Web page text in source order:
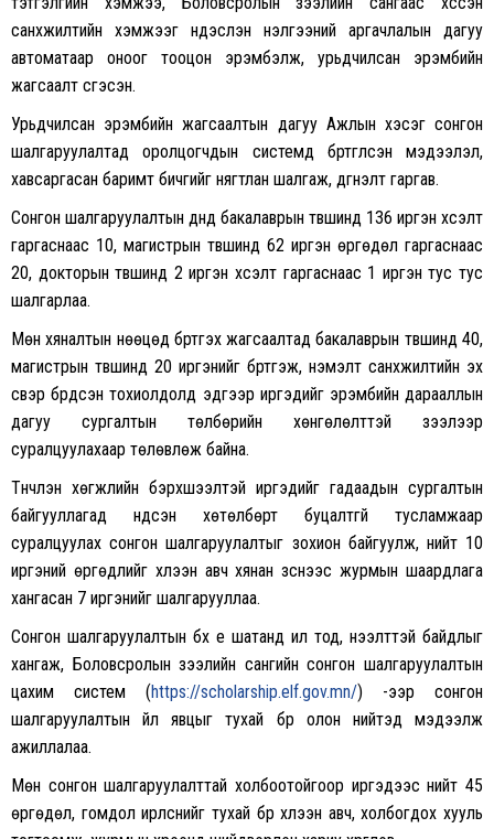
санхүүжилтийн хэмжээг үндэслэн үнэлгээний аргачлалын дагуу
автоматаар оноог тооцон эрэмбэлж, урьдчилсан эрэмбийн
жагсаалт үүсгэсэн.
Урьдчилсан эрэмбийн жагсаалтын дагуу Ажлын хэсэг сонгон
шалгаруулалтад оролцогчдын системд бүртгүүлсэн мэдээлэл,
хавсаргасан баримт бичгийг нягтлан шалгаж, дүгнэлт гаргав.
Сонгон шалгаруулалтын дүнд бакалаврын түвшинд 136 иргэн хүсэлт
гаргаснаас 10, магистрын түвшинд 62 иргэн өргөдөл гаргаснаас
20, докторын түвшинд 2 иргэн хүсэлт гаргаснаас 1 иргэн тус тус
шалгарлаа.
Мөн хяналтын нөөцөд бүртгэх жагсаалтад бакалаврын түвшинд 40,
магистрын түвшинд 20 иргэнийг бүртгэж, нэмэлт санхүүжилтийн эх
үүсвэр бүрдсэн тохиолдолд эдгээр иргэдийг эрэмбийн дарааллын
дагуу сургалтын төлбөрийн хөнгөлөлттэй зээлээр
суралцуулахаар төлөвлөж байна.
Түүнчлэн хөгжлийн бэрхшээлтэй иргэдийг гадаадын сургалтын
байгууллагад үндсэн хөтөлбөрт буцалтгүй тусламжаар
суралцуулах сонгон шалгаруулалтыг зохион байгуулж, нийт 10
иргэний өргөдлийг хүлээн авч хянан үзснээс журмын шаардлага
хангасан 7 иргэнийг шалгарууллаа.
Сонгон шалгаруулалтын бүх үе шатанд ил тод, нээлттэй байдлыг
хангаж, Боловсролын зээлийн сангийн сонгон шалгаруулалтын
цахим систем (https://scholarship.elf.gov.mn/) -ээр сонгон
шалгаруулалтын үйл явцыг тухай бүр олон нийтэд мэдээлж
ажиллалаа.
Мөн сонгон шалгаруулалттай холбоотойгоор иргэдээс нийт 45
өргөдөл, гомдол ирүүлснийг тухай бүр хүлээн авч, холбогдох хууль